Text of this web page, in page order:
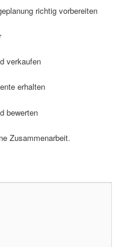
richtig vorbereiten
verkaufen
erhalten
bewerten
Zusammenarbeit.